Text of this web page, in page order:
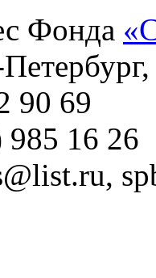
Фонда
90 69
16 26